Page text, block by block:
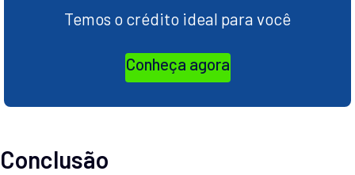
Temos o crédito ideal para você
Conheça agora
Conclusão